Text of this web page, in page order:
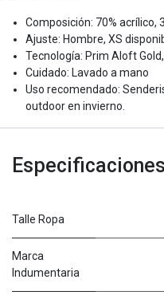
Composición: 70% acrílico,
Ajuste: Hombre, XS
Tecnología: Prim Aloft
Cuidado: Lavado a mano
Uso recomendado:
outdoor en invierno.
Especificaciones
Talle Ropa
Marca
Indumentaria